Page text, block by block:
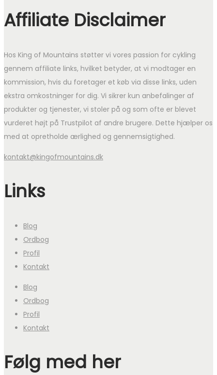
Affiliate Disclaimer
Hos King of Mountains støtter vi vores passion for cykling
gennem affiliate links, hvilket betyder, at vi modtager en
kommission, hvis du foretager et køb via disse links, uden
ekstra omkostninger for dig. Vi sikrer kun anbefalinger af
produkter og tjenester, vi stoler på og som ofte er blevet
vurderet højt på Trustpilot af andre brugere. Dette hjælper os
med at opretholde ærlighed og gennemsigtighed.
kontakt@kingofmountains.dk
Links
Blog
Ordbog
Profil
Kontakt
Blog
Ordbog
Profil
Kontakt
Følg med her